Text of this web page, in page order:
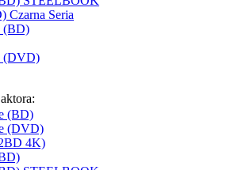
Czarna Seria
(BD)
(DVD)
(BD)
(DVD)
4K)